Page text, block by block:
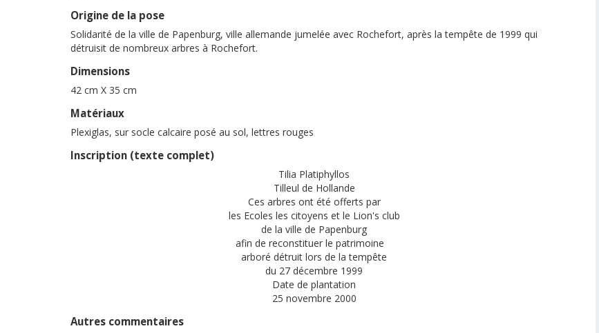
Origine de la pose
Solidarité de la ville de Papenburg, ville allemande jumelée avec Rochefort, après la tempête de 1999 qui
détruisit de nombreux arbres à Rochefort.
Dimensions
42 cm X 35 cm
Matériaux
Plexiglas, sur socle calcaire posé au sol, lettres rouges
Inscription (texte complet)
Tilia Platiphyllos
Tilleul de Hollande
Ces arbres ont été offerts par
les Ecoles les citoyens et le Lion's club
de la ville de Papenburg
afin de reconstituer le patrimoine
arboré détruit lors de la tempête
du 27 décembre 1999
Date de plantation
25 novembre 2000
Autres commentaires